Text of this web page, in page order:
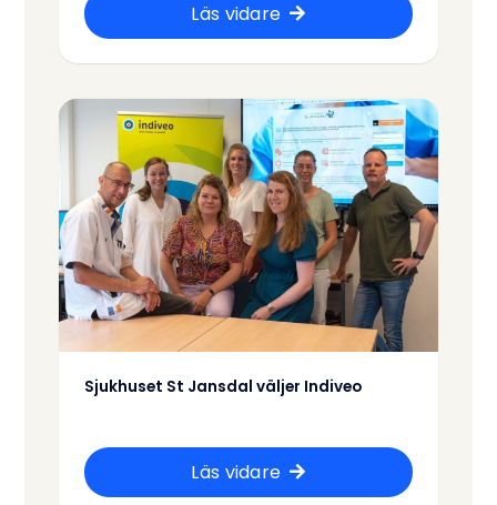
Läs vidare
Sjukhuset St Jansdal väljer Indiveo
Läs vidare